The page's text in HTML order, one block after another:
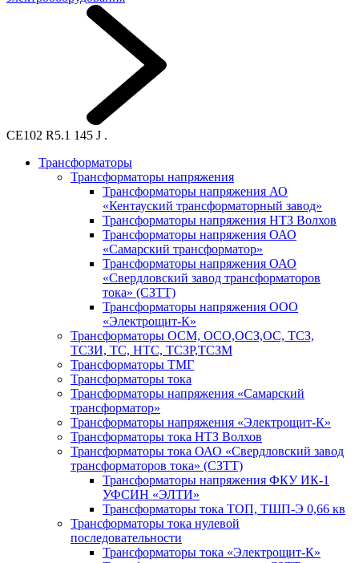
CE102 R5.1 145 J .
Трансформаторы
Трансформаторы напряжения
Трансформаторы напряжения АО
«Кентауский трансформаторный завод»
Трансформаторы напряжения НТЗ Волхов
Трансформаторы напряжения ОАО
«Самарский трансформатор»
Трансформаторы напряжения ОАО
«Свердловский завод трансформаторов
тока» (СЗТТ)
Трансформаторы напряжения ООО
«Электрощит-К»
Трансформаторы ОСМ, ОСО,ОСЗ,ОС, ТСЗ,
ТСЗИ, ТС, НТС, ТСЗР,ТСЗМ
Трансформаторы ТМГ
Трансформаторы тока
Трансформаторы напряжения «Самарский
трансформатор»
Трансформаторы напряжения «Электрощит-К»
Трансформаторы тока НТЗ Волхов
Трансформаторы тока ОАО «Свердловский завод
трансформаторов тока» (СЗТТ)
Трансформаторы напряжения ФКУ ИК-1
УФСИН «ЭЛТИ»
Трансформаторы тока ТОП, ТШП-Э 0,66 кв
Трансформаторы тока нулевой
последовательности
Трансформаторы тока «Электрощит-К»